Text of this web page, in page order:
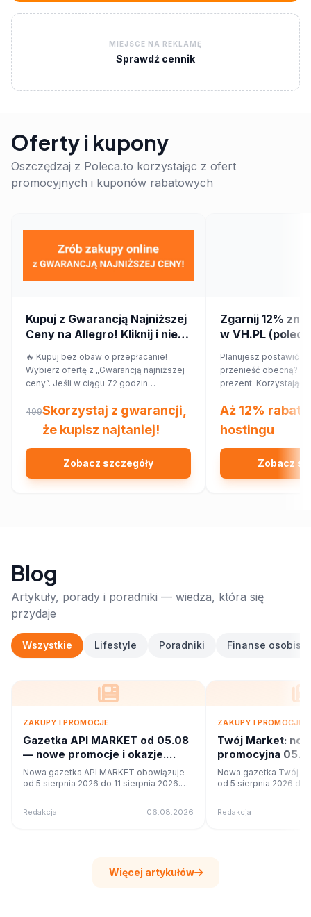
MIEJSCE NA REKLAMĘ
Sprawdź cennik
Oferty i kupony
Oszczędzaj z Poleca.to korzystając z ofert
promocyjnych i kuponów rabatowych
Kupuj z Gwarancją Najniższej
Ceny na Allegro! Kliknij i nie
🔥 Kupuj bez obaw o przepłacanie!
Wybierz ofertę z „Gwarancją najniższej
ceny”. Jeśli w ciągu 72 godzin
innym sklepie, Allegro zwróci Ci 150%
różnicy w cenie w formie kuponu.
Sprawdź!
499Skorzystaj z gwarancji,
że kupisz najtaniej!
Zobacz szczegóły
Zgarnij 12%
w VH.PL
Planujesz postawić
przenieść obecną?
prezent. Korzystając
12%!
Aż 12%
hostingu
Zobacz
Blog
Artykuły, porady i poradniki — wiedza, która się
przydaje
Wszystkie Lifestyle Poradniki Finanse osobiste
ZAKUPY I PROMOCJE
Gazetka API MARKET od 05.08
— nowe promocje i okazje.
Sprawdź
Nowa gazetka API MARKET obowiązuje
od 5 sierpnia 2026 do 11 sierpnia 2026.
Redakcja 06.08.2026
ZAKUPY I PROMOCJE
Twój Market:
promocyjna
Co w ofercie?
Nowa gazetka Twój
od 5 sierpnia 2026 do
Redakcja
Więcej artykułów